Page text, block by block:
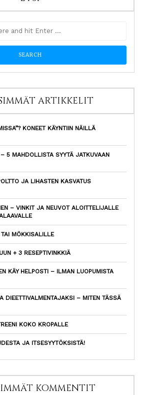
ARTIKKELIT
KONEET KÄYNTIIN NÄILLÄ
5 MAHDOLLISTA SYYTÄ JATKUVAAN
JA LIHASTEN KASVATUS
– VINKIT JA NEUVOT ALOITTELIJALLE
MÖKKISALILLE
+ 3 RESEPTIVINKKIÄ
KÄY HELPOSTI – ILMAN LUOPUMISTA
DIEETTIVALMENTAJAKSI – MITEN TÄSSÄ
KOKO KROPALLE
JA ITSESYYTÖKSISTÄ!
KOMMENTIT